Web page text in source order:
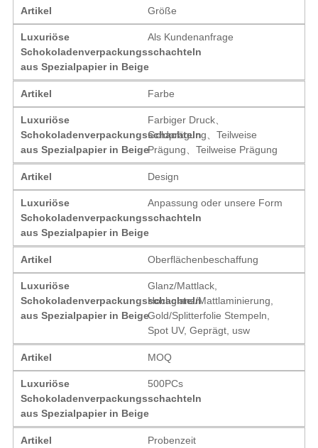
Artikel Größe
Luxuriöse
Schokoladenverpackungsschachteln
aus Spezialpapier in Beige
Als Kundenanfrage
Artikel Farbe
Luxuriöse
Schokoladenverpackungsschachteln
aus Spezialpapier in Beige
Farbiger Druck、
Goldprägung、Teilweise
Prägung、Teilweise Prägung
Artikel Design
Luxuriöse
Schokoladenverpackungsschachteln
aus Spezialpapier in Beige
Anpassung oder unsere Form
Artikel Oberflächenbeschaffung
Luxuriöse
Schokoladenverpackungsschachteln
aus Spezialpapier in Beige
Glanz/Mattlack,
Hochglanz/Mattlaminierung,
Gold/Splitterfolie Stempeln,
Spot UV, Geprägt, usw
Artikel MOQ
Luxuriöse
Schokoladenverpackungsschachteln
aus Spezialpapier in Beige
500PCs
Artikel Probenzeit